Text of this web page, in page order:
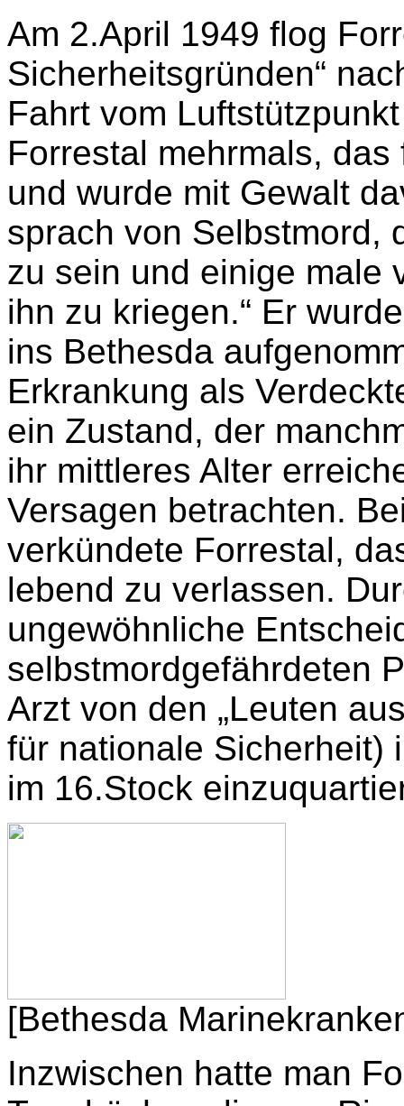
Am 2.April 1949 flog
Sicherheitsgründen“
Fahrt vom
Forrestal mehrmals,
und wurde mit Gewalt
sprach von Selbstmord,
zu sein und einige male
ihn zu kriegen.“ Er
ins Bethesda
Erkrankung als
ein Zustand, der
ihr mittleres Alter
Versagen betrachten.
verkündete Forrestal,
lebend zu verlassen.
ungewöhnliche
selbstmordgefährdeten
Arzt von den „Leuten
für nationale Sicherheit)
im 16.Stock
[Bethesda
Inzwischen hatte man